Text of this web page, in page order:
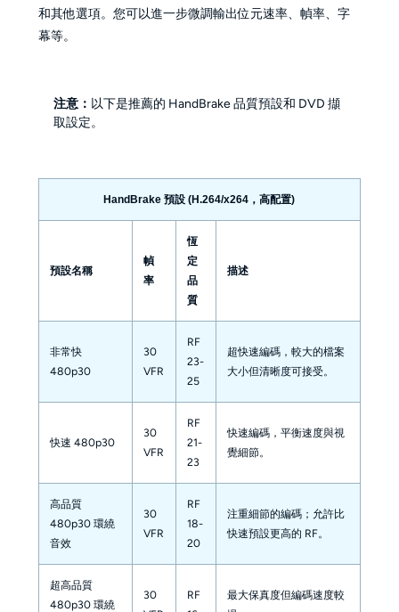
和其他選項。您可以進一步微調輸出位元速率、幀率、字
幕等。
注意： 以下是推薦的 HandBrake 品質預設和 DVD 擷
取設定。
HandBrake 預設 (H.264/x264，高配置)
預設名稱
幀
率
恆
定
品
質
描述
非常快
480p30
30
VFR
RF
23-
25
超快速編碼，較大的檔案
大小但清晰度可接受。
快速 480p30
30
VFR
RF
21-
23
快速編碼，平衡速度與視
覺細節。
高品質
480p30 環繞
音效
30
VFR
RF
18-
20
注重細節的編碼；允許比
快速預設更高的 RF。
超高品質
480p30 環繞
30
RF
最大保真度但編碼速度較